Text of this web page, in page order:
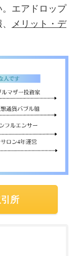
エアドロップ
メリット・デ
所